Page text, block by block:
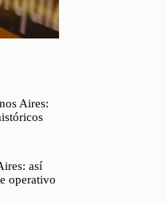
Aires:
así
operativo